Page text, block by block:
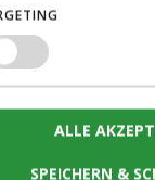
und Ihre
2008 gegründet
Erfahrung und
fossilen auf nicht
führenden
SPEICHERN &
ALLE